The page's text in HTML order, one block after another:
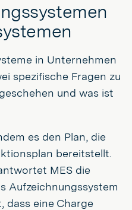
in Unternehmen
spezifische Fragen zu
und was ist
es den Plan, die
bereitstellt.
MES die
Aufzeichnungssystem
dass eine Charge